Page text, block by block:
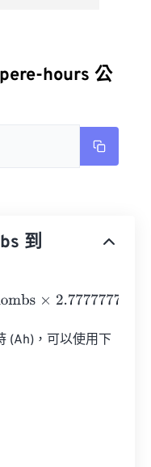
hours 公
到
×2.7777777777778e
(Ah)，可以使用下